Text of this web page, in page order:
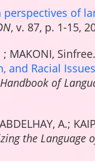
perspectives of
, v. 87, p. 1-15,
; MAKONI,
and Racial Issues
of
A.;
the Language